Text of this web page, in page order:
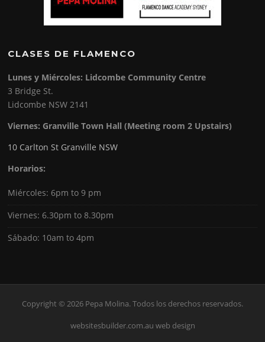
CLASES DE FLAMENCO
Lunes y Miércoles: Lidcombe Community Centre
3 Bridge St.
Lidcombe NSW 2141
Viernes: Granville Town Hall (Meeting room 2 Upstairs)
10 Carlton St Granville NSW
Horarios:
Miércoles: 6pm to 9 pm
Viernes: 6.30pm to 8.30pm
Sábado: 10am to 4pm
Copyright © 2026 Pepa Molina. Todos los derechos reservados.
websitesbuilder.com.au web design